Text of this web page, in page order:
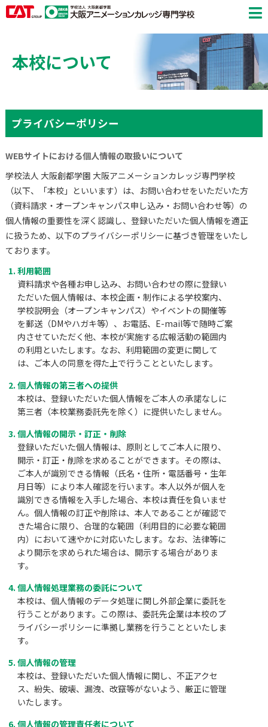
本校について
プライバシーポリシー
WEBサイトにおける個人情報の取扱いについて
学校法人 大阪創都学園 大阪アニメーションカレッジ専門学校
（以下、「本校」といいます）は、お問い合わせをいただいた方
（資料請求・オープンキャンパス申し込み・お問い合わせ等）の
個人情報の重要性を深く認識し、登録いただいた個人情報を適正
に扱うため、以下のプライバシーポリシーに基づき管理をいたし
ております。
利用範囲
資料請求や各種お申し込み、お問い合わせの際に登録い
ただいた個人情報は、本校企画・制作による学校案内、
学校説明会（オープンキャンパス）やイベントの開催等
を郵送（DMやハガキ等）、お電話、E-mail等で随時ご案
内させていただく他、本校が実施する広報活動の範囲内
の利用といたします。なお、利用範囲の変更に関して
は、ご本人の同意を得た上で行うことといたします。
個人情報の第三者への提供
本校は、登録いただいた個人情報をご本人の承諾なしに
第三者（本校業務委託先を除く）に提供いたしません。
個人情報の開示・訂正・削除
登録いただいた個人情報は、原則としてご本人に限り、
開示・訂正・削除を求めることができます。その際は、
ご本人が識別できる情報（氏名・住所・電話番号・生年
月日等）により本人確認を行います。本人以外が個人を
識別できる情報を入手した場合、本校は責任を負いませ
ん。個人情報の訂正や削除は、本人であることが確認で
きた場合に限り、合理的な範囲（利用目的に必要な範囲
内）において速やかに対応いたします。なお、法律等に
より開示を求められた場合は、開示する場合がありま
す。
個人情報処理業務の委託について
本校は、個人情報のデータ処理に関し外部企業に委託を
行うことがあります。この際は、委託先企業は本校のプ
ライバシーポリシーに準拠し業務を行うことといたしま
す。
個人情報の管理
本校は、登録いただいた個人情報に関し、不正アクセ
ス、紛失、破壊、漏洩、改竄等がないよう、厳正に管理
いたします。
個人情報の管理責任者について